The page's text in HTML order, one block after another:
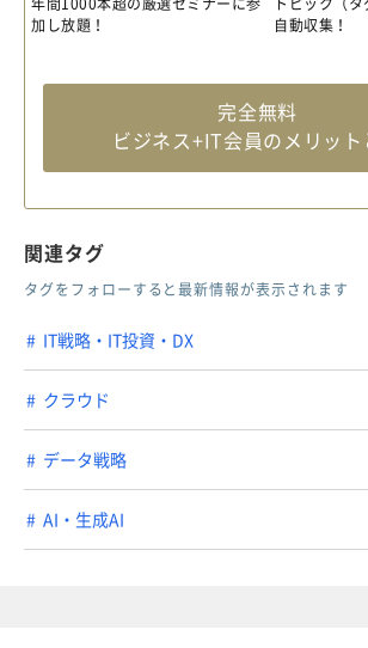
加し放題！
自動収集！
完全無料
ビジネス+IT会員のメリット
関連タグ
タグをフォローすると最新情報が表示されます
IT戦略・IT投資・DX
クラウド
データ戦略
AI・生成AI